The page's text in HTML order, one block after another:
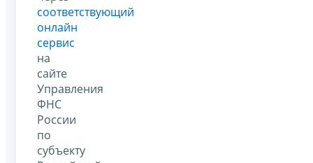
соответствующий
онлайн
сервис
на
сайте
Управления
ФНС
России
по
субъекту